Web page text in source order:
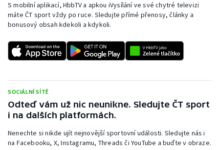
S mobilní aplikací, HbbTV a apkou iVysílání ve své chytré televizi
máte ČT sport vždy po ruce. Sledujte přímé přenosy, články a
bonusový obsah kdekoli a kdykoli.
SOCIÁLNÍ SÍTĚ
Odteď vám už nic neunikne. Sledujte ČT sport
i na dalších platformách.
Nenechte si nikde ujít nejnovější sportovní události. Sledujte nás i
na Facebooku, X, Instagramu, Threads či YouTube a buďte v obraze.